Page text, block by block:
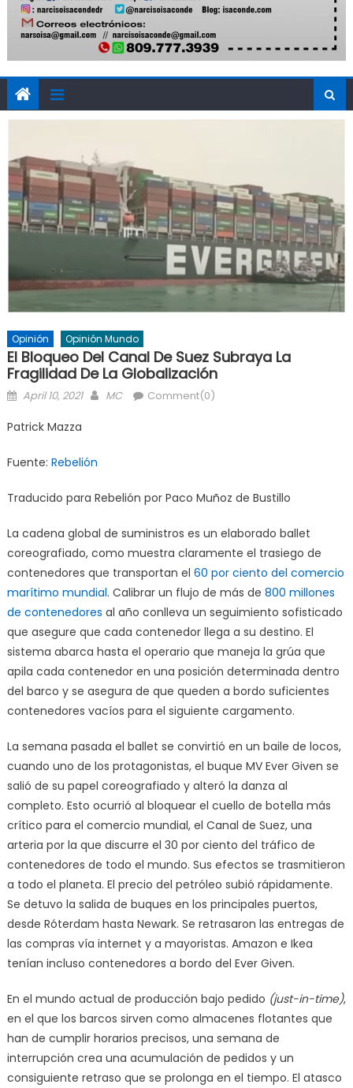
Opinión Opinión Mundo
El Bloqueo Del Canal De Suez Subraya La
Fragilidad De La Globalización
Posted
April 10, 2021 Author
MC Comment(0)
Patrick Mazza
Fuente: Rebelión
Traducido para Rebelión por Paco Muñoz de Bustillo
La cadena global de suministros es un elaborado ballet
coreografiado, como muestra claramente el trasiego de
contenedores que transportan el 60 por ciento del comercio
marítimo mundial. Calibrar un flujo de más de 800 millones
de contenedores al año conlleva un seguimiento sofisticado
que asegure que cada contenedor llega a su destino. El
sistema abarca hasta el operario que maneja la grúa que
apila cada contenedor en una posición determinada dentro
del barco y se asegura de que queden a bordo suficientes
contenedores vacíos para el siguiente cargamento.
La semana pasada el ballet se convirtió en un baile de locos,
cuando uno de los protagonistas, el buque MV Ever Given se
salió de su papel coreografiado y alteró la danza al
completo. Esto ocurrió al bloquear el cuello de botella más
crítico para el comercio mundial, el Canal de Suez, una
arteria por la que discurre el 30 por ciento del tráfico de
contenedores de todo el mundo. Sus efectos se trasmitieron
a todo el planeta. El precio del petróleo subió rápidamente.
Se detuvo la salida de buques en los principales puertos,
desde Róterdam hasta Newark. Se retrasaron las entregas de
las compras vía internet y a mayoristas. Amazon e Ikea
tenían incluso contenedores a bordo del Ever Given.
En el mundo actual de producción bajo pedido (just-in-time),
en el que los barcos sirven como almacenes flotantes que
han de cumplir horarios precisos, una semana de
interrupción crea una acumulación de pedidos y un
consiguiente retraso que se prolonga en el tiempo. El atasco